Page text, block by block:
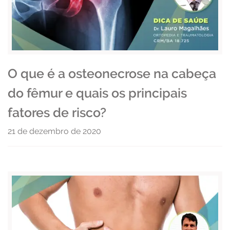
O que é a osteonecrose na cabeça
do fêmur e quais os principais
fatores de risco?
21 de dezembro de 2020